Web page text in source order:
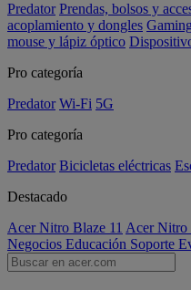
Predator Prendas, bolsos y
acoplamiento y dongles Gaming
mouse y lápiz óptico
Pro categoría
Predator Wi-Fi 5G
Pro categoría
Predator Bicicletas eléctricas
Destacado
Acer Nitro Blaze 11 Acer Nitro
Negocios Educación Soporte